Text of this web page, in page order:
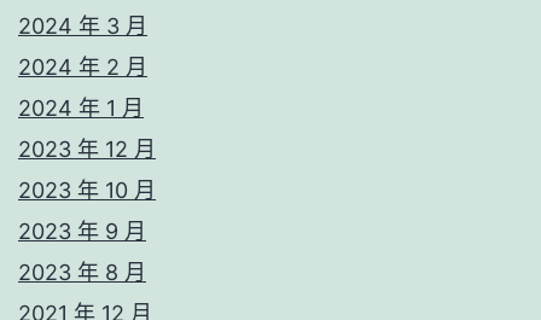
2024 年 3 月
2024 年 2 月
2024 年 1 月
2023 年 12 月
2023 年 10 月
2023 年 9 月
2023 年 8 月
2021 年 12 月